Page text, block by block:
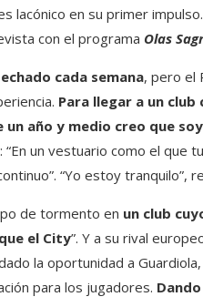
lacónico en su primer
con el programa Olas
cada semana, pero el
Para llegar a un club
año y medio creo que
un vestuario como el
“Yo estoy tranquilo”,
de tormento en un club
el City”. Y a su rival
la oportunidad a
para los jugadores.